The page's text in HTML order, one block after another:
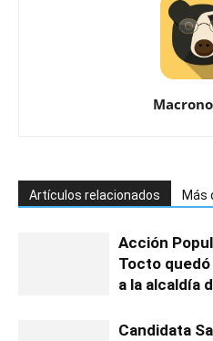
Artículos relacionados Más
Acción
Tocto
a la alcaldía
Candidata